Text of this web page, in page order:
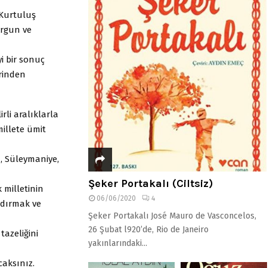
Kurtuluş
ve
bir sonuç
aralıklarla
ümit
Süleymaniye,
milletinin
ve
Şeker Portakalı (Ciltsiz)
06/06/2020 4
Şeker Portakalı José Mauro de Vasconcelos,
26 Şubat l920’de, Rio de Janeiro
yakınlarındaki...